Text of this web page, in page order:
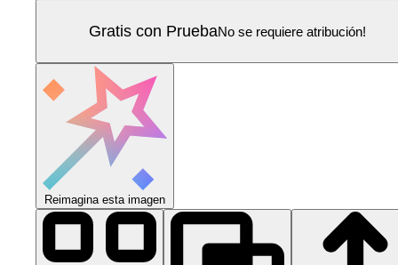
Gratis con PruebaNo se requiere atribución!
Reimagina esta imagen